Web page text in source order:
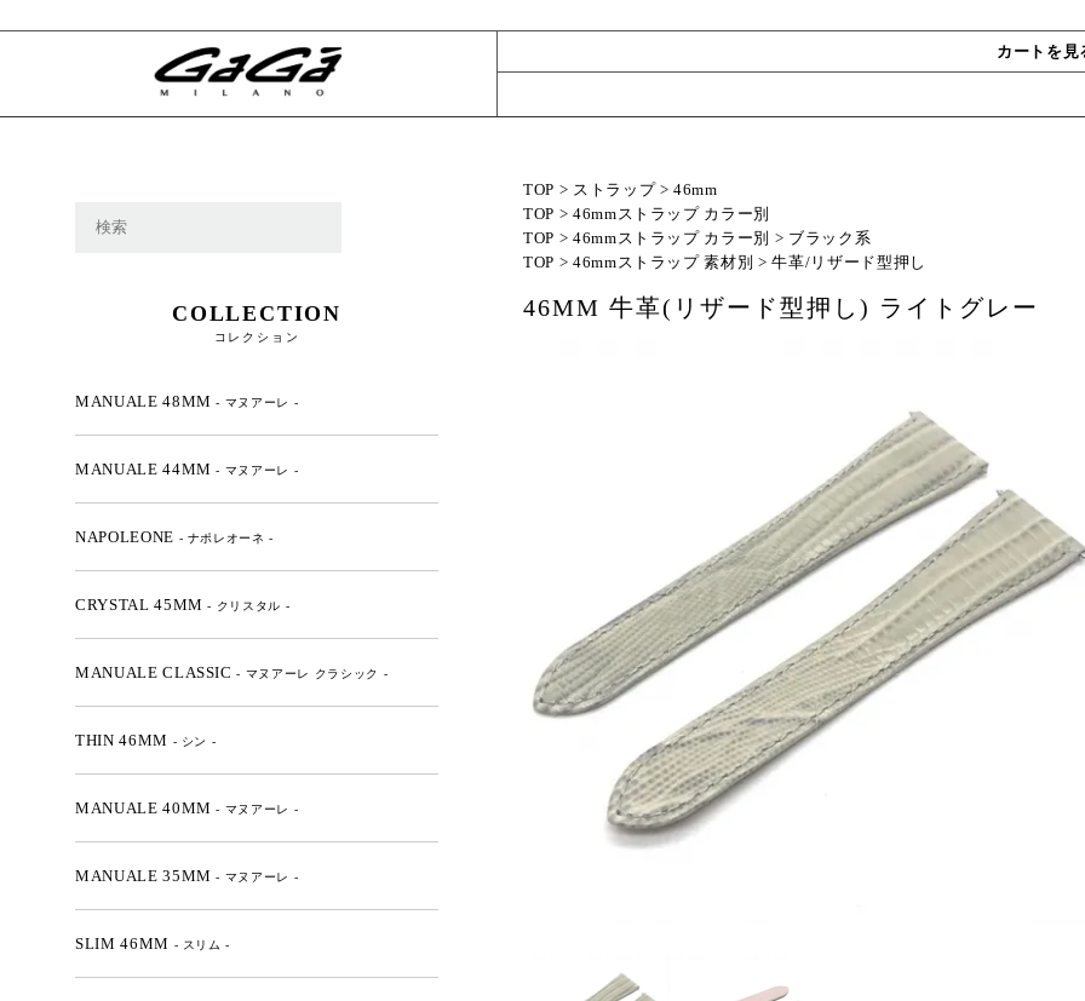
カートを見
TOP > ストラップ > 46mm
TOP > 46mmストラップ カラー別
TOP > 46mmストラップ カラー別 > ブラック系
TOP > 46mmストラップ 素材別 > 牛革/リザード型押し
46MM 牛革(リザード型押し) ライトグレー
COLLECTION
コレクション
MANUALE 48MM- マヌアーレ -
MANUALE 44MM- マヌアーレ -
NAPOLEONE - ナポレオーネ -
CRYSTAL 45MM- クリスタル -
MANUALE CLASSIC- マヌアーレ クラシック -
THIN 46MM - シン -
MANUALE 40MM- マヌアーレ -
MANUALE 35MM- マヌアーレ -
SLIM 46MM - スリム -